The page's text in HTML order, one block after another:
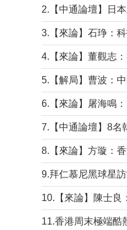
4.【來論】董觀志
9.拜仁慕尼黑球星
11.香港周末極端